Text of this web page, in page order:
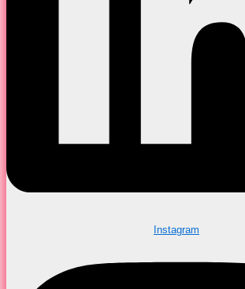
Instagram